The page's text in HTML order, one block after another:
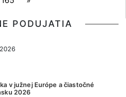
PODUJATIA
v južnej Európe a čiastočné
2026